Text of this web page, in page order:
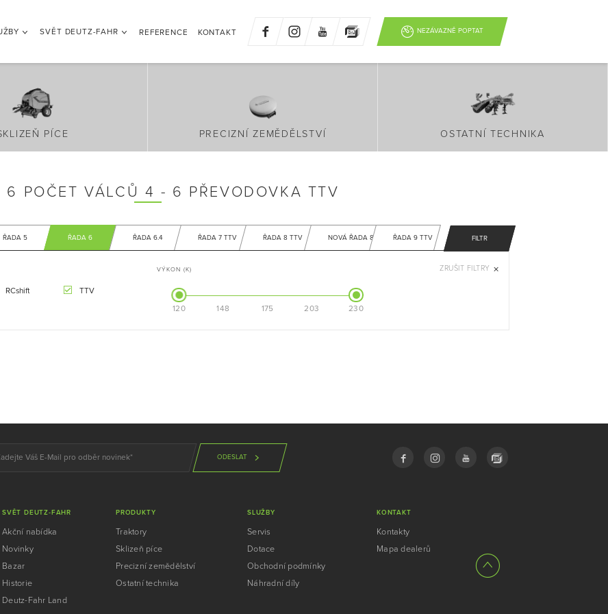
SVĚT DEUTZ-FAHR REFERENCE KONTAKT NEZÁVAZNĚ POPTAT
PÍCE PRECIZNÍ ZEMĚDĚLSTVÍ OSTATNÍ TECHNIKA
6 POČET VÁLCŮ 4 - 6 PŘEVODOVKA TTV
ŘADA 5 ŘADA 6 ŘADA 6.4 ŘADA 7 TTV ŘADA 8 TTV NOVÁ ŘADA 8 ŘADA 9 TTV FILTR
RCshift TTV
VÝKON (K)
120 148 175 203 230
ZRUŠIT FILTRY
ODESLAT
SVĚT DEUTZ-FAHR
Akční nabídka
Novinky
Bazar
Historie
Deutz-Fahr Land
PRODUKTY
Traktory
Sklizeň píce
Precizní zemědělství
Ostatní technika
SLUŽBY
Servis
Dotace
Obchodní podmínky
Náhradní díly
KONTAKT
Kontakty
Mapa dealerů